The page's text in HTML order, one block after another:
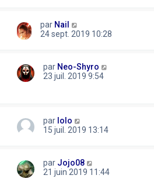
par Nail
24 sept. 2019 10:28
par Neo-Shyro
23 juil. 2019 9:54
par lolo
15 juil. 2019 13:14
par Jojo08
21 juin 2019 11:44